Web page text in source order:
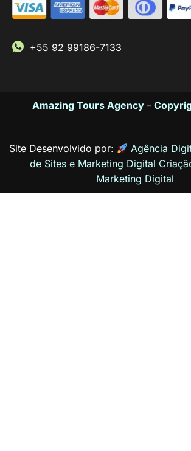
+55 92 99186-7133
Amazing Tours Agency–
Site Desenvolvido por:
Agência
de Sites e Marketing Digital
Marketing Digital